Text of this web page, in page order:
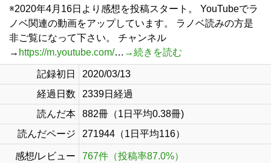
※2020年4月16日より感想を投稿スタート。 YouTubeでラ
ノベ関連の動画をアップしています。 ラノベ読みの方是
非ご覧になって下さい。 チャンネル
→ https://m.youtube.com/… →続きを読む
記録初日
2020/03/13
経過日数
2339日経過
読んだ本
882冊（1日平均0.38冊)
読んだページ
271944（1日平均116）
感想/レビュー 767件（投稿率87.0%）